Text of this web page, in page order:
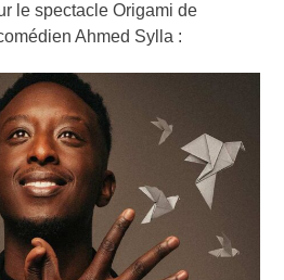
le spectacle Origami de
Ahmed Sylla :